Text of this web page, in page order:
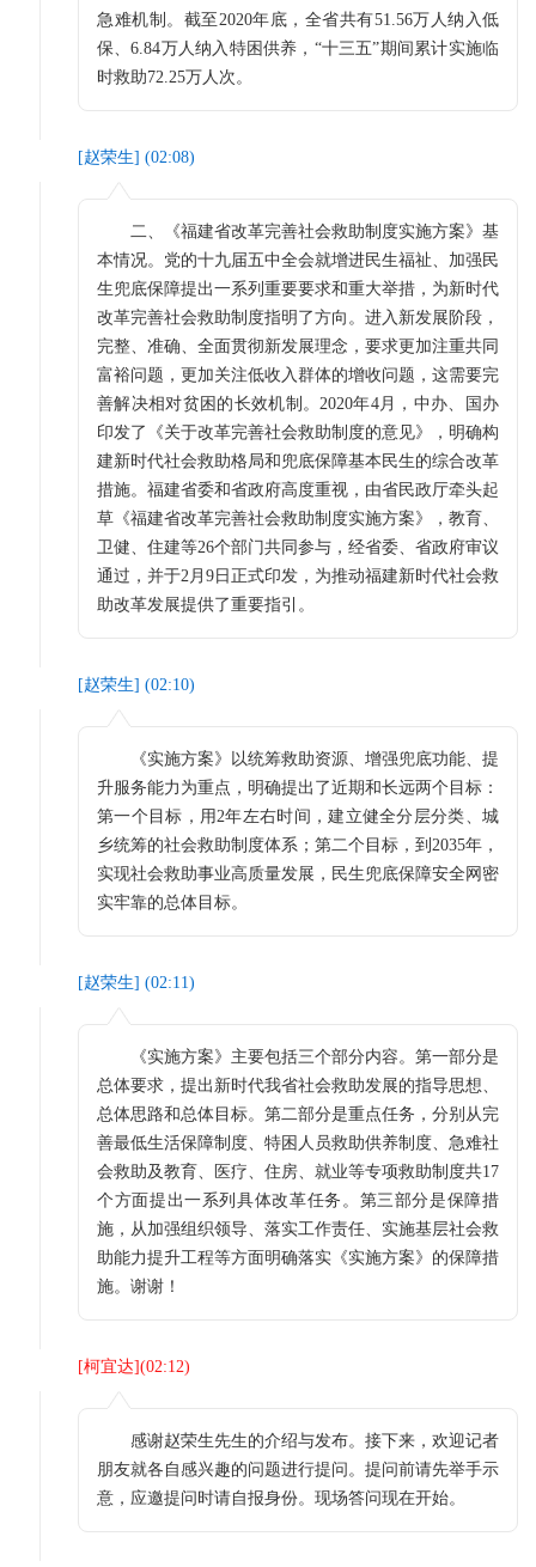
急难机制。截至2020年底，全省共有51.56万人纳入低
保、6.84万人纳入特困供养，“十三五”期间累计实施临
时救助72.25万人次。
[赵荣生] (02:08)
二、《福建省改革完善社会救助制度实施方案》基
本情况。党的十九届五中全会就增进民生福祉、加强民
生兜底保障提出一系列重要要求和重大举措，为新时代
改革完善社会救助制度指明了方向。进入新发展阶段，
完整、准确、全面贯彻新发展理念，要求更加注重共同
富裕问题，更加关注低收入群体的增收问题，这需要完
善解决相对贫困的长效机制。2020年4月，中办、国办
印发了《关于改革完善社会救助制度的意见》，明确构
建新时代社会救助格局和兜底保障基本民生的综合改革
措施。福建省委和省政府高度重视，由省民政厅牵头起
草《福建省改革完善社会救助制度实施方案》，教育、
卫健、住建等26个部门共同参与，经省委、省政府审议
通过，并于2月9日正式印发，为推动福建新时代社会救
助改革发展提供了重要指引。
[赵荣生] (02:10)
《实施方案》以统筹救助资源、增强兜底功能、提
升服务能力为重点，明确提出了近期和长远两个目标：
第一个目标，用2年左右时间，建立健全分层分类、城
乡统筹的社会救助制度体系；第二个目标，到2035年，
实现社会救助事业高质量发展，民生兜底保障安全网密
实牢靠的总体目标。
[赵荣生] (02:11)
《实施方案》主要包括三个部分内容。第一部分是
总体要求，提出新时代我省社会救助发展的指导思想、
总体思路和总体目标。第二部分是重点任务，分别从完
善最低生活保障制度、特困人员救助供养制度、急难社
会救助及教育、医疗、住房、就业等专项救助制度共17
个方面提出一系列具体改革任务。第三部分是保障措
施，从加强组织领导、落实工作责任、实施基层社会救
助能力提升工程等方面明确落实《实施方案》的保障措
施。谢谢！
[柯宜达](02:12)
感谢赵荣生先生的介绍与发布。接下来，欢迎记者
朋友就各自感兴趣的问题进行提问。提问前请先举手示
意，应邀提问时请自报身份。现场答问现在开始。